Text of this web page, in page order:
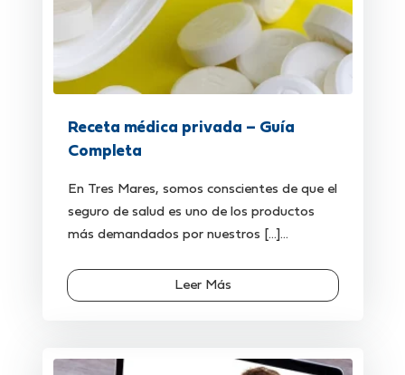
Receta médica privada – Guía
Completa
En Tres Mares, somos conscientes de que el
seguro de salud es uno de los productos
más demandados por nuestros [...]...
Leer Más